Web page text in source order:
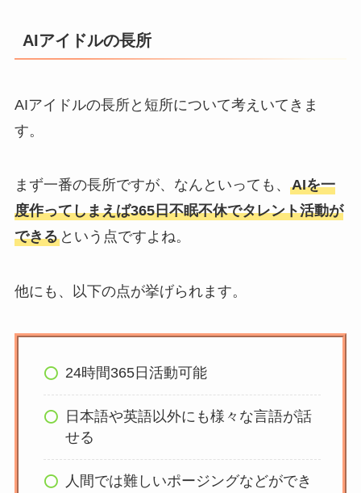
AIアイドルの長所
AIアイドルの長所と短所について考えいてきま
す。
まず一番の長所ですが、なんといっても、 AIを一
度作ってしまえば365日不眠不休でタレント活動が
できるという点ですよね。
他にも、以下の点が挙げられます。
24時間365日活動可能
日本語や英語以外にも様々な言語が話
せる
人間では難しいポージングなどができ